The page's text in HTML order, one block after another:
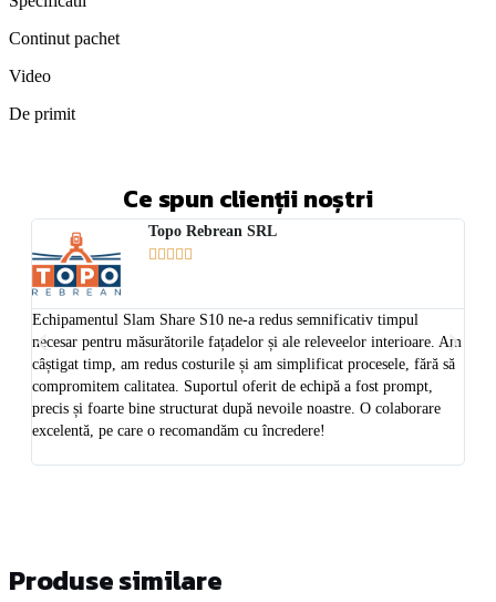
Continut pachet
Video
De primit
Ce spun clienții noștri
Topo Rebrean SRL
    
Echipamentul Slam Share S10 ne-a redus semnificativ timpul
necesar pentru măsurătorile fațadelor și ale releveelor interioare. Am
câștigat timp, am redus costurile și am simplificat procesele, fără să
compromitem calitatea. Suportul oferit de echipă a fost prompt,
precis și foarte bine structurat după nevoile noastre. O colaborare
excelentă, pe care o recomandăm cu încredere!
Produse similare